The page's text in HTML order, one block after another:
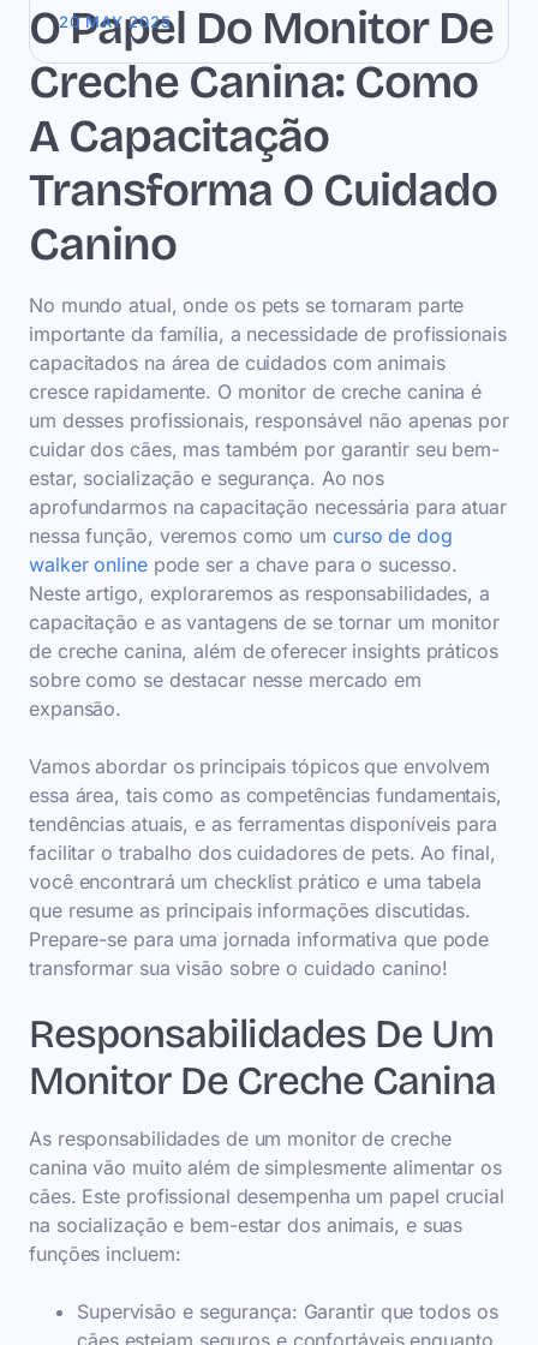
O Papel Do Monitor De
Creche Canina: Como
A Capacitação
Transforma O Cuidado
Canino
No mundo atual, onde os pets se tornaram parte
importante da família, a necessidade de profissionais
capacitados na área de cuidados com animais
cresce rapidamente. O monitor de creche canina é
um desses profissionais, responsável não apenas por
cuidar dos cães, mas também por garantir seu bem-
estar, socialização e segurança. Ao nos
aprofundarmos na capacitação necessária para atuar
nessa função, veremos como um curso de dog
walker onlinepode ser a chave para o sucesso.
Neste artigo, exploraremos as responsabilidades, a
capacitação e as vantagens de se tornar um monitor
de creche canina, além de oferecer insights práticos
sobre como se destacar nesse mercado em
expansão.
Vamos abordar os principais tópicos que envolvem
essa área, tais como as competências fundamentais,
tendências atuais, e as ferramentas disponíveis para
facilitar o trabalho dos cuidadores de pets. Ao final,
você encontrará um checklist prático e uma tabela
que resume as principais informações discutidas.
Prepare-se para uma jornada informativa que pode
transformar sua visão sobre o cuidado canino!
Responsabilidades De Um
Monitor De Creche Canina
As responsabilidades de um monitor de creche
canina vão muito além de simplesmente alimentar os
cães. Este profissional desempenha um papel crucial
na socialização e bem-estar dos animais, e suas
funções incluem:
Supervisão e segurança: Garantir que todos os
20 MAY 2025